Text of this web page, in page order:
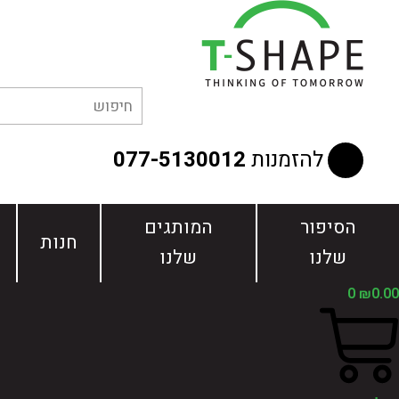
להזמנות 077-5130012
הסיפור
שלנו
המותגים
שלנו
חנות
₪0.00
0